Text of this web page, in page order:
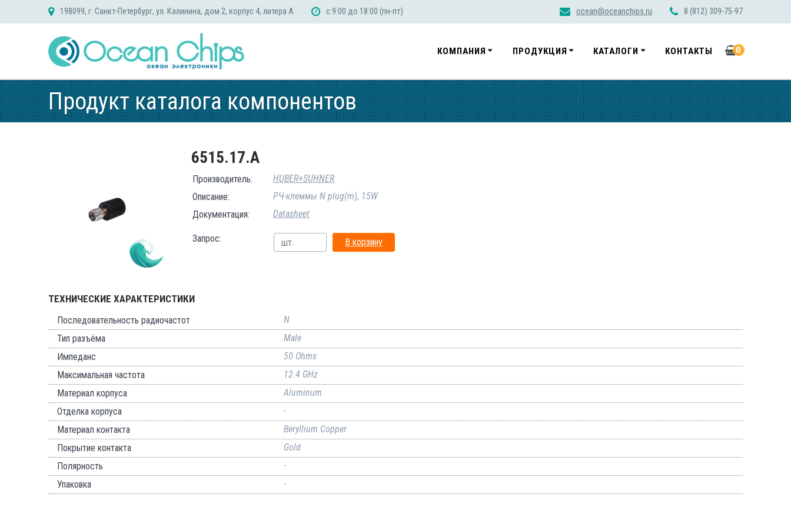
198099, г. Санкт-Петербург, ул. Калинина, дом 2, корпус 4, литера А с 9:00 до 18:00 (пн-пт) ocean@oceanchips.ru 8 (812) 309-75-97
КОМПАНИЯ ПРОДУКЦИЯ КАТАЛОГИ КОНТАКТЫ 0
Продукт каталога компонентов
6515.17.A
Производитель:
HUBER+SUHNER
Описание:
РЧ-клеммы N plug(m), 15W
Документация:
Datasheet
Запрос: В корзину
ТЕХНИЧЕСКИЕ ХАРАКТЕРИСТИКИ
Последовательность радиочастот
N
Тип разъёма
Male
Импеданс
50 Ohms
Максимальная частота
12.4 GHz
Материал корпуса
Aluminum
Отделка корпуса
-
Материал контакта
Beryllium Copper
Покрытие контакта
Gold
Полярность
-
Упаковка
-